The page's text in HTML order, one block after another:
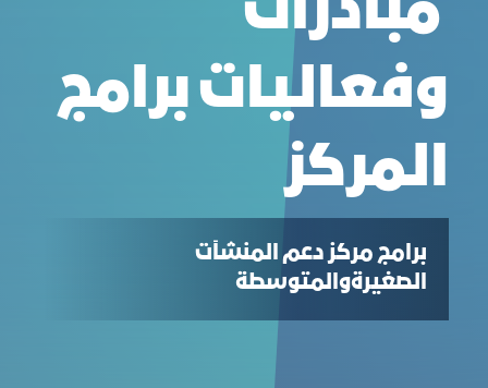
وفعاليات برامج
المركز
برامج مركز دعم المنشآت
الصغيرةوالمتوسطة